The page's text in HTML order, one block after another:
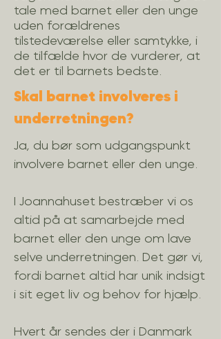
tale med barnet eller den unge
uden forældrenes
tilstedeværelse eller samtykke, i
de tilfælde hvor de vurderer, at
det er til barnets bedste.
Skal barnet involveres i
underretningen?
Ja, du bør som udgangspunkt
involvere barnet eller den unge.
I Joannahuset bestræber vi os
altid på at samarbejde med
barnet eller den unge om lave
selve underretningen. Det gør vi,
fordi barnet altid har unik indsigt
i sit eget liv og behov for hjælp.
Hvert år sendes der i Danmark